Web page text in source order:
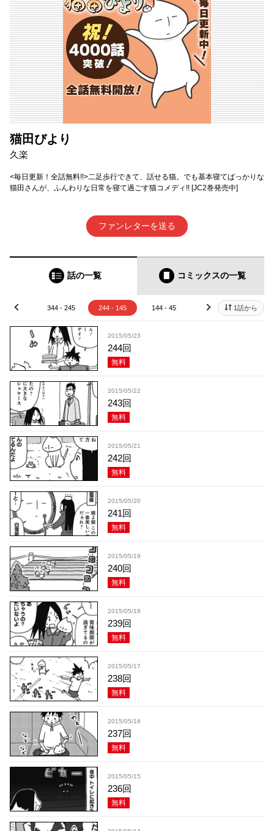
猫田びより
久楽
<毎日更新！全話無料!!>二足歩行できて、話せる猫。でも基本寝てばっかりな
猫田さんが、ふんわりな日常を寝て過ごす猫コメディ!! [JC2巻発売中]
ファンレターを送る
話の一覧 コミックスの一覧
- 345 344 - 245 244 - 145 144 - 45 44 - 1
prev next 1話から
2015/05/23
244回
無料
2015/05/22
243回
無料
2015/05/21
242回
無料
2015/05/20
241回
無料
2015/05/19
240回
無料
2015/05/18
239回
無料
2015/05/17
238回
無料
2015/05/16
237回
無料
2015/05/15
236回
無料